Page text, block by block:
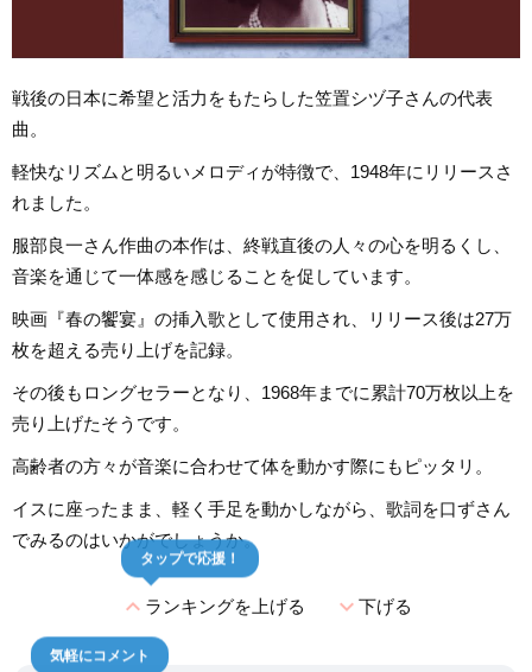
戦後の日本に希望と活力をもたらした笠置シヅ子さんの代表
曲。
軽快なリズムと明るいメロディが特徴で、1948年にリリースさ
れました。
服部良一さん作曲の本作は、終戦直後の人々の心を明るくし、
音楽を通じて一体感を感じることを促しています。
映画『春の饗宴』の挿入歌として使用され、リリース後は27万
枚を超える売り上げを記録。
その後もロングセラーとなり、1968年までに累計70万枚以上を
売り上げたそうです。
高齢者の方々が音楽に合わせて体を動かす際にもピッタリ。
イスに座ったまま、軽く手足を動かしながら、歌詞を口ずさん
でみるのはいかがでしょうか。
expand_lessランキングを上げる
タップで応援！
expand_more下げる
気軽にコメント